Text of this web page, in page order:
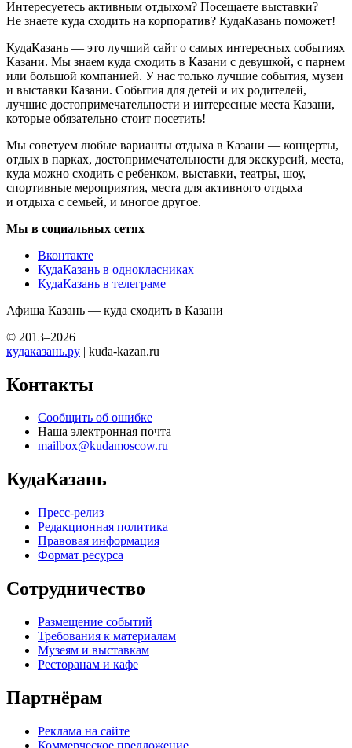
Интересуетесь активным отдыхом? Посещаете выставки?
Не знаете куда сходить на корпоратив? КудаКазань поможет!
КудаКазань — это лучший сайт о самых интересных событиях
Казани. Мы знаем куда сходить в Казани с девушкой, с парнем
или большой компанией. У нас только лучшие события, музеи
и выставки Казани. События для детей и их родителей,
лучшие достопримечательности и интересные места Казани,
которые обязательно стоит посетить!
Мы советуем любые варианты отдыха в Казани — концерты,
отдых в парках, достопримечательности для экскурсий, места,
куда можно сходить с ребенком, выставки, театры, шоу,
спортивные мероприятия, места для активного отдыха
и отдыха с семьей, и многое другое.
Мы в социальных сетях
Вконтакте
КудаКазань в однокласниках
КудаКазань в телеграме
Афиша Казань — куда сходить в Казани
© 2013–2026
кудаказань.ру | kuda-kazan.ru
Контакты
Сообщить об ошибке
Наша электронная почта
mailbox@kudamoscow.ru
КудаКазань
Пресс-релиз
Редакционная политика
Правовая информация
Формат ресурса
Сотрудничество
Размещение событий
Требования к материалам
Музеям и выставкам
Ресторанам и кафе
Партнёрам
Реклама на сайте
Коммерческое предложение